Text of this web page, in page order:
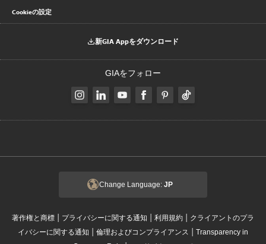
Cookieの設定
新GIA Appをダウンロード
GIAをフォロー
Change Language: JP
著作権と商標 | プライバシーに関する通知 | 利用規約 | クライアントのプラ
イバシーに関する通知 | 倫理およびコンプライアンス | Transparency in